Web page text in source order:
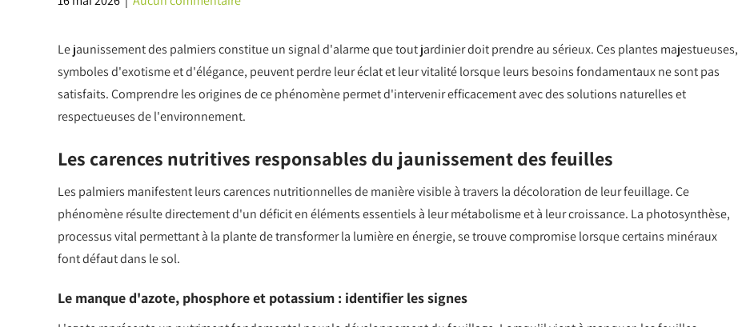
Le jaunissement des palmiers constitue un signal d'alarme que tout jardinier doit prendre au sérieux. Ces plantes majestueuses,
symboles d'exotisme et d'élégance, peuvent perdre leur éclat et leur vitalité lorsque leurs besoins fondamentaux ne sont pas
satisfaits. Comprendre les origines de ce phénomène permet d'intervenir efficacement avec des solutions naturelles et
respectueuses de l'environnement.
Les carences nutritives responsables du jaunissement des feuilles
Les palmiers manifestent leurs carences nutritionnelles de manière visible à travers la décoloration de leur feuillage. Ce
phénomène résulte directement d'un déficit en éléments essentiels à leur métabolisme et à leur croissance. La photosynthèse,
processus vital permettant à la plante de transformer la lumière en énergie, se trouve compromise lorsque certains minéraux
font défaut dans le sol.
Le manque d'azote, phosphore et potassium : identifier les signes